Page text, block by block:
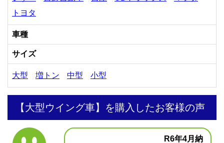
トヨタ
車種
サイズ
大型 増トン 中型 小型
【大型ウイング車】を購入したお客様の声
R6年4月納